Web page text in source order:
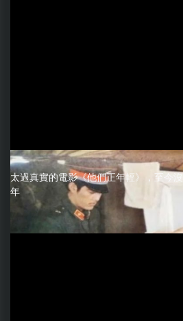
太過真實的電影《他們正年輕》，至今
年